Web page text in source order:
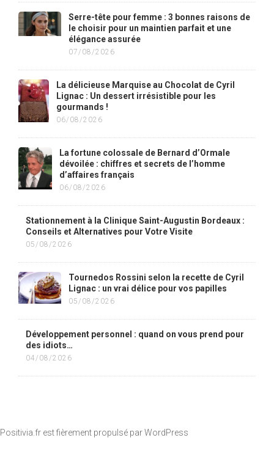
Serre-tête pour femme : 3 bonnes raisons de
le choisir pour un maintien parfait et une
élégance assurée
07/08/2026
La délicieuse Marquise au Chocolat de Cyril
Lignac : Un dessert irrésistible pour les
gourmands !
06/08/2026
La fortune colossale de Bernard d’Ormale
dévoilée : chiffres et secrets de l’homme
d’affaires français
06/08/2026
Stationnement à la Clinique Saint-Augustin Bordeaux :
Conseils et Alternatives pour Votre Visite
05/08/2026
Tournedos Rossini selon la recette de Cyril
Lignac : un vrai délice pour vos papilles
05/08/2026
Développement personnel : quand on vous prend pour
des idiots…
04/08/2026
Positivia.fr est fièrement propulsé parWordPress